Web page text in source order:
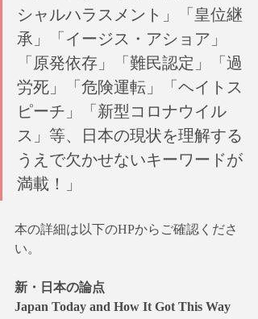
シャルハラスメント」「皇位継
承」「イージス・アショア」
「原発依存」「難民認定」「過
労死」「危険運転」「ヘイトス
ピーチ」「新型コロナウイル
ス」等、日本の現状を理解する
うえで欠かせないキーワードが
満載！」
本の詳細は以下のHPからご確認くださ
い。
新・日本の論点
Japan Today and How It Got This Way